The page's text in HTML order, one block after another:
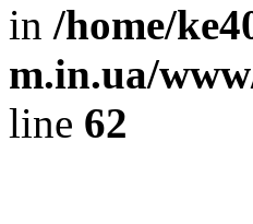
in /home/
m.in.ua/
line 62